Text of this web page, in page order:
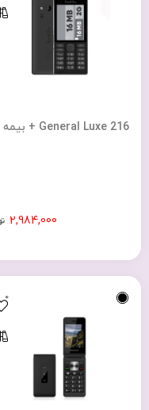
General Luxe 216 + بیمه
2,984,000
0